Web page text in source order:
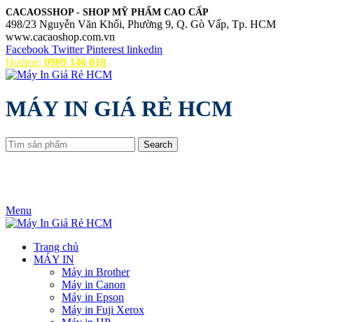
CACAOSSHOP - SHOP MỸ PHẨM CAO CẤP
498/23 Nguyễn Văn Khối, Phường 9, Q. Gò Vấp, Tp. HCM
www.cacaoshop.com.vn
Facebook Twitter Pinterest linkedin
Hotline: 0909 146 018
MÁY IN GIÁ RẺ HCM
Search
Menu
Trang chủ
MÁY IN
Máy in Brother
Máy in Canon
Máy in Epson
Máy in Fuji Xerox